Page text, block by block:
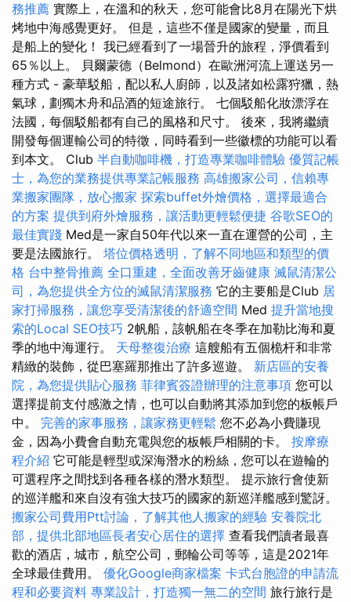
務推薦 實際上，在溫和的秋天，您可能會比8月在陽光下烘
烤地中海感覺更好。 但是，這些不僅是國家的變量，而且
是船上的變化！ 我已經看到了一場晉升的旅程，淨價看到
65％以上。 貝爾蒙德（Belmond）在歐洲河流上運送另一
種方式 - 豪華駁船，配以私人廚師，以及諸如松露狩獵，熱
氣球，劃獨木舟和品酒的短途旅行。 七個駁船化妝漂浮在
法國，每個駁船都有自己的風格和尺寸。 後來，我將繼續
開發每個運輸公司的特徵，同時看到一些徽標的功能可以看
到本文。 Club 半自動咖啡機，打造專業咖啡體驗 優質記帳
士，為您的業務提供專業記帳服務 高雄搬家公司，信賴專
業搬家團隊，放心搬家 探索buffet外燴價格，選擇最適合
的方案 提供到府外燴服務，讓活動更輕鬆便捷 谷歌SEO的
最佳實踐 Med是一家自50年代以來一直在運營的公司，主
要是法國旅行。 塔位價格透明，了解不同地區和類型的價
格 台中整骨推薦 全口重建，全面改善牙齒健康 滅鼠清潔公
司，為您提供全方位的滅鼠清潔服務 它的主要船是Club 居
家打掃服務，讓您享受清潔後的舒適空間 Med 提升當地搜
索的Local SEO技巧 2帆船，該帆船在冬季在加勒比海和夏
季的地中海運行。 天母整復治療 這艘船有五個桅杆和非常
精緻的裝飾，從巴塞羅那推出了許多巡遊。 新店區的安養
院，為您提供貼心服務 菲律賓簽證辦理的注意事項 您可以
選擇提前支付感激之情，也可以自動將其添加到您的板帳戶
中。 完善的家事服務，讓家務更輕鬆 您不必為小費賺現
金，因為小費會自動充電與您的板帳戶相關的卡。 按摩療
程介紹 它可能是輕型或深海潛水的粉絲，您可以在遊輪的
可選程序之間找到各種各樣的潛水類型。 提示旅行會使新
的巡洋艦和來自沒有強大技巧的國家的新巡洋艦感到驚訝。
搬家公司費用Ptt討論，了解其他人搬家的經驗 安養院北
部，提供北部地區長者安心居住的選擇 查看我們讀者最喜
歡的酒店，城市，航空公司，郵輪公司等等，這是2021年
全球最佳費用。 優化Google商家檔案 卡式台胞證的申請流
程和必要資料 專業設計，打造獨一無二的空間 旅行旅行是